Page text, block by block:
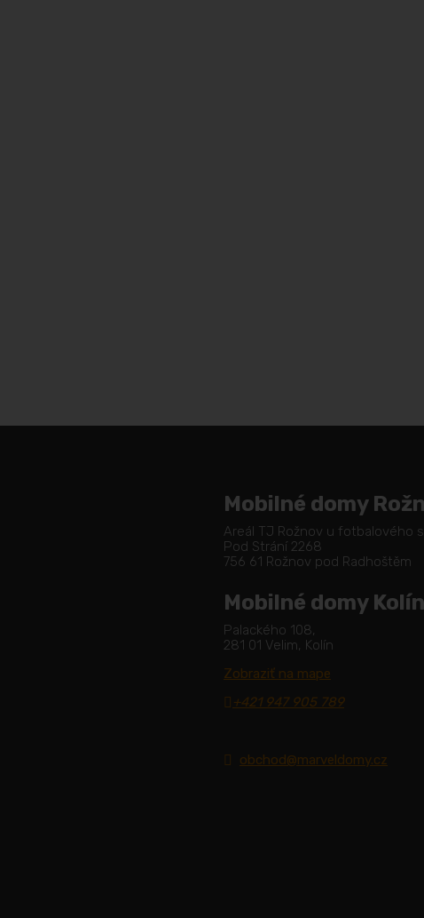
Mobilné domy
Areál TJ Rožnov u fotbalového
Pod Strání 2268
756 61 Rožnov pod Radhoštěm
Mobilné domy Kolín
Palackého 108,
281 01 Velim, Kolín
Zobraziť na mape
+421 947 905 789
obchod@marveldomy.cz